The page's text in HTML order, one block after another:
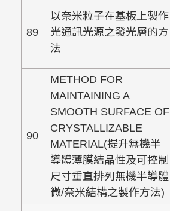
89
以奈米粒子在基板上製作
光通訊光源之發光層的方
法
90
METHOD FOR
MAINTAINING A
SMOOTH SURFACE OF
CRYSTALLIZABLE
MATERIAL(提升無機半
導體薄膜結晶性及可控制
尺寸垂直排列無機半導體
微/奈米結構之製作方法)